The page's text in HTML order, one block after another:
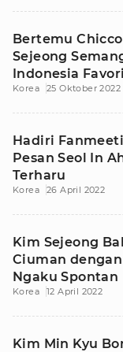
Bertemu
Sejeong
Indonesia
Korea 25 Oktober 2022
Hadiri
Pesan Seol In
Terharu
Korea 26 April 2022
Kim Sejeong
Ciuman
Ngaku Spontan
Korea 12 April 2022
Kim Min Kyu